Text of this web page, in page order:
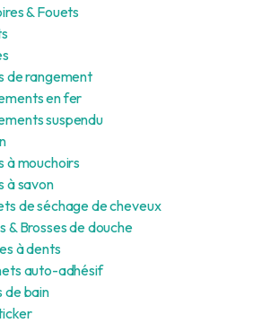
& Fouets
de rangement
en fer
suspendu
à mouchoirs
à savon
de séchage de cheveux
& Brosses de douche
à dents
auto-adhésif
de bain